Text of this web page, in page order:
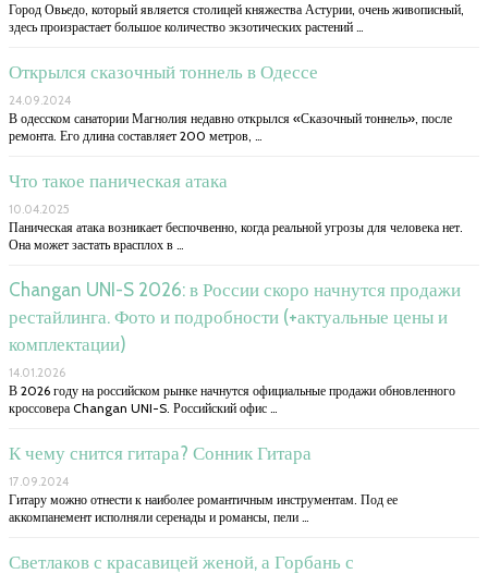
Город Овьедо, который является столицей княжества Астурии, очень живописный,
здесь произрастает большое количество экзотических растений …
Открылся сказочный тоннель в Одессе
24.09.2024
В одесском санатории Магнолия недавно открылся «Сказочный тоннель», после
ремонта. Его длина составляет 200 метров, …
Что такое паническая атака
10.04.2025
Паническая атака возникает беспочвенно, когда реальной угрозы для человека нет.
Она может застать врасплох в …
Changan UNI-S 2026: в России скоро начнутся продажи
рестайлинга. Фото и подробности (+актуальные цены и
комплектации)
14.01.2026
В 2026 году на российском рынке начнутся официальные продажи обновленного
кроссовера Changan UNI-S. Российский офис …
К чему снится гитара? Сонник Гитара
17.09.2024
Гитару можно отнести к наиболее романтичным инструментам. Под ее
аккомпанемент исполняли серенады и романсы, пели …
Светлаков с красавицей женой, а Горбань с